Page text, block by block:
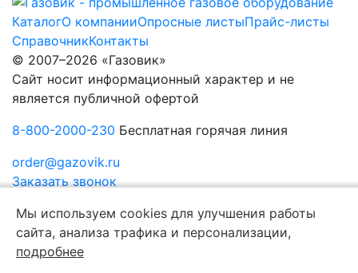
КаталогО компанииОпросные листыПрайс-листы
СправочникКонтакты
© 2007–2026 «Газовик»
Сайт носит информационный характер и не
является публичной офертой
8-800-2000-230 Бесплатная горячая линия
order@gazovik.ru
Заказать звонок
Мы используем cookies для улучшения работы
сайта, анализа трафика и персонализации,
подробнее